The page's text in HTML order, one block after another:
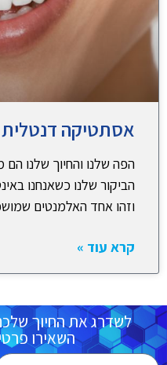
אסתטיקה דנטלית
הפה שלנו והחיוך שלנו הם
הביקור שלנו כשאנחנו
וזהו אחד האלמנטים
קרא עוד »
לשדרג את החיוך
השאירו